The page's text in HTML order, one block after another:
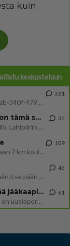
kuin
keskusteluun
https://www.iltalehti.fi/viihdeuutiset/a/c46da6ab-340f-4790-aaa7-0865eed2336 Yrityksen konkurssihakemus on tullut kärä
331
Tiesitkö? Martina Aitolehden isäpuoli on tämä suosittu laulaja
Martina Aitolehti on seurattu julkisuuden henkilö. Lähipiiriin mahtuu muitakin tunnettuja henkilöitä. Tiesitkö, että Ma
34
Hesarissa päivitellään lapset joutuu nyt kulkemaan 2 km kouluun jösses. Ruostefillarilla tuo matka menee vaikka miten äk
109
Mutta mies vain tuijottaa, siinä vaiheessa käännän itse pään pois. Mikä juttu? Yleensä jos joku tuijottaa tai katsoo, hä
45
Uusioperheen aikuiset lapset tyhjentää jääkaapin käydessään
Miten selvittäisitte seuraavan ongelman, meillä on uusioperhe, minulla teini-ikäiset lapset ja puolisolla aikuiset, jotk
61